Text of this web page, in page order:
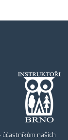
našich